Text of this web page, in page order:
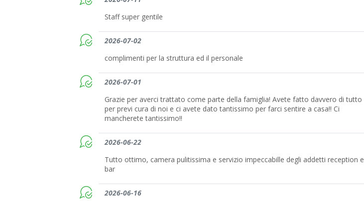
Staff super gentile
2026-07-02
complimenti per la struttura ed il personale
2026-07-01
Grazie per averci trattato come parte della famiglia! Avete fatto davvero di tutto
per previ cura di noi e ci avete dato tantissimo per farci sentire a casa!! Ci
mancherete tantissimo!!
2026-06-22
Tutto ottimo, camera pulitissima e servizio impeccabille degli addetti reception e
bar
2026-06-16